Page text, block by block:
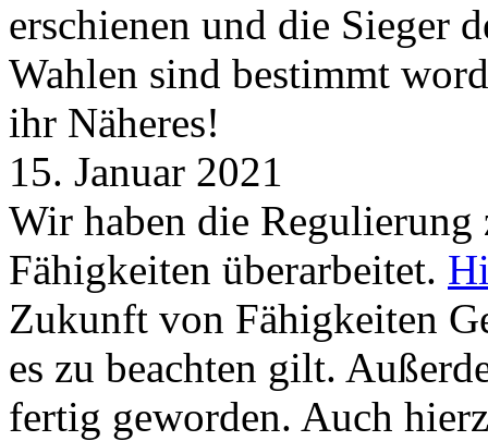
erschienen und die Sieger
Wahlen sind bestimmt
ihr Näheres!
15. Januar 2021
Wir haben die
Fähigkeiten überarbeitet.
Zukunft von Fähigkeiten
es zu beachten gilt.
fertig geworden. Auch